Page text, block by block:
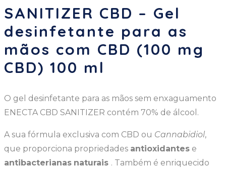
SANITIZER CBD – Gel
desinfetante para as
mãos com CBD (100 mg
CBD) 100 ml
O gel desinfetante para as mãos sem enxaguamento
ENECTA CBD SANITIZER contém 70% de álcool.
A sua fórmula exclusiva com CBD ou Cannabidiol,
que proporciona propriedades antioxidantes e
antibacterianas naturais . Também é enriquecido